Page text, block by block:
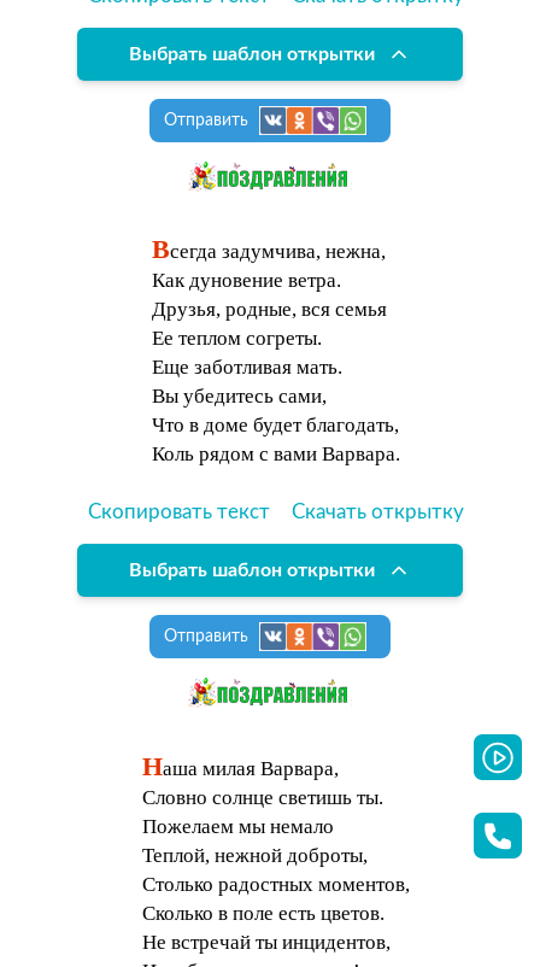
Выбрать шаблон открытки
Отправить
Всегда задумчива, нежна,
Как дуновение ветра.
Друзья, родные, вся семья
Ее теплом согреты.
Еще заботливая мать.
Вы убедитесь сами,
Что в доме будет благодать,
Коль рядом с вами Варвара.
Скопировать текст Скачать открытку
Выбрать шаблон открытки
Отправить
Наша милая Варвара,
Словно солнце светишь ты.
Пожелаем мы немало
Теплой, нежной доброты,
Столько радостных моментов,
Сколько в поле есть цветов.
Не встречай ты инцидентов,